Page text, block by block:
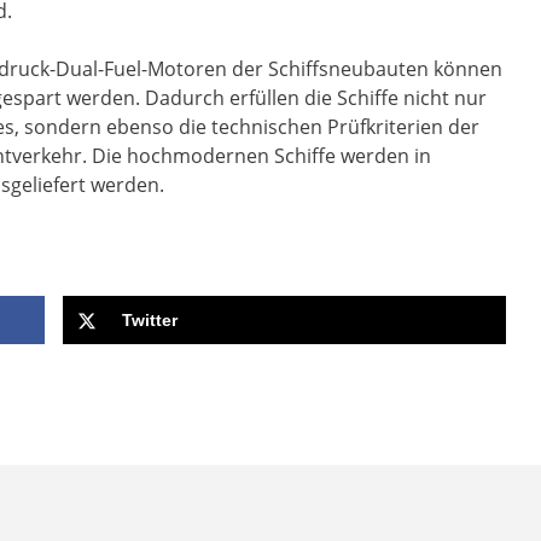
Dual-Fuel-Motoren der Schiffsneubauten können
werden. Dadurch erfüllen die Schiffe nicht nur
sondern ebenso die technischen Prüfkriterien der
Die hochmodernen Schiffe werden in
werden.
Twitter